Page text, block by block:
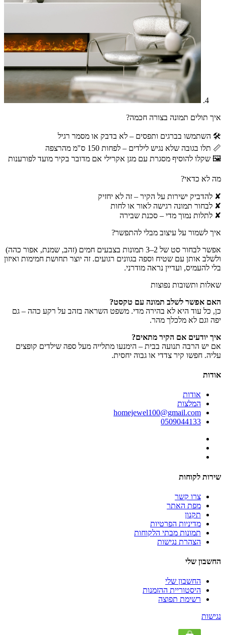
איך תולים תמונה בצורה חכמה?
🛠 השתמשו בברגים ותפסים – לא בדבק או מסמר רגיל
📏 תלו בגובה שלא נגיש לילדים – לפחות 150 ס"מ מהרצפה
🖼 שקלו להוסיף מסגרת עם מגן אקרילי אם מדובר בקיר מועד לפורענות
מה לא כדאי?
✘ להדביק ישירות על הקיר – זה לא יחזיק
✘ לבחור תמונה רגישה לאור או לחות
✘ לתלות נמוך מדי – סכנת שבירה
איך לשמור על עיצוב מבלי להתפשר?
אפשר לבחור סט של 2–3 תמונות בצבעים חמים (זהב, שמנת, אפור כהה)
ולשלב אותן עם שטיח וספה בגוונים רגועים. זה יוצר תחושת חמימות ואיזון
בלי להעמיס, ועדיין נראה מודרני.
שאלות ותשובות נפוצות
האם אפשר לשלב תמונה עם טקסט?
כן, כל עוד היא לא בהירה מדי. משפט השראה בזהב על רקע כהה – גם
יפה וגם לא מלכלך מהר.
איך יודעים אם הקיר מתאים?
אם יש הרבה תנועה בבית – הימנעו מתלייה מעל ספה שילדים קופצים
עליה. חפשו קיר צדדי או גבוה יחסית.
אודות
אודות
המלצות
homejewel100@gmail.com
0509044133
שירות לקוחות
צרו קשר
מפת האתר
תקנון
מדיניות הפרטיות
תמונות מבתי הלקוחות
הצהרת נגישות
החשבון שלי
החשבון שלי
היסטוריית ההזמנות
רשימת תפוצה
נגישות